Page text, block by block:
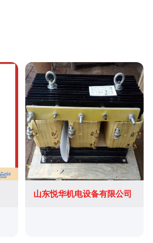
山东悦华机电设备有限公司